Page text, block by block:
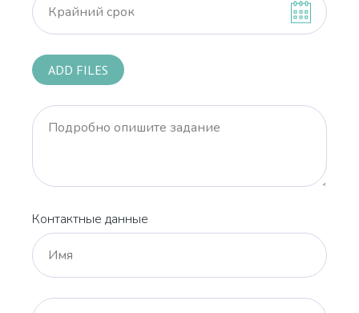
Крайний срок
ADD FILES
Подробно опишите задание
Контактные данные
Имя